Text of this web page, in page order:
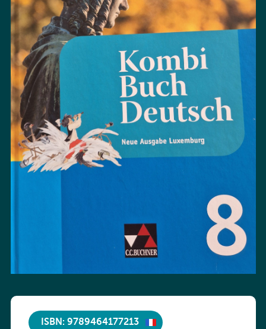
ISBN: 9789464177213